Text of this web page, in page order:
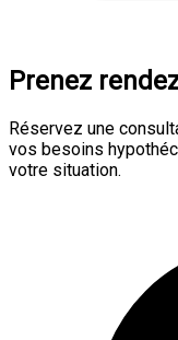
Prenez
Réservez une
vos besoins
votre situation.